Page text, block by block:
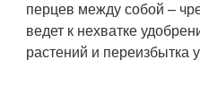
перцев между собой –
ведет к нехватке
растений и переизбытка